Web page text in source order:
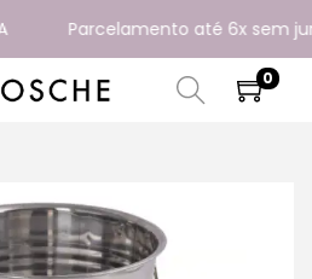
Parcelamento até 6x sem juros
0